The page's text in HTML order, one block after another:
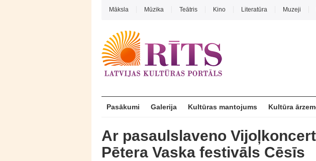
Māksla Mūzika Teātris Kino Literatūra Muzeji
Pasākumi Galerija Kultūras mantojums Kultūra
Ar pasaulslaveno
Pētera Vaska festivāls Cēsīs